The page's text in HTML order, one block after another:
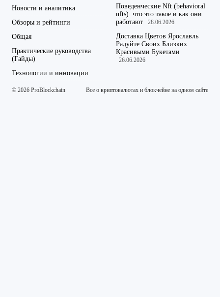
Новости и аналитика
Обзоры и рейтинги
Общая
Практические руководства
(Гайды)
Технологии и инновации
Поведенческие Nft (behavioral
nfts): что это такое и как они
работают
28.06.2026
Доставка Цветов Ярославль
Радуйте Своих Близких
Красивыми Букетами
26.06.2026
© 2026 ProBlockchain Все о криптовалютах и блокчейне на одном сайте